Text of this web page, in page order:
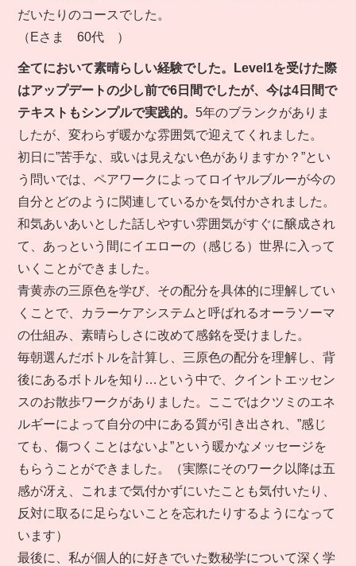
だいたりのコースでした。
（Eさま 60代 ）
全てにおいて素晴らしい経験でした。Level1を受けた際
はアップデートの少し前で6日間でしたが、今は4日間で
テキストもシンプルで実践的。5年のブランクがありま
したが、変わらず暖かな雰囲気で迎えてくれました。
初日に”苦手な、或いは見えない色がありますか？”とい
う問いでは、ペアワークによってロイヤルブルーが今の
自分とどのように関連しているかを気付かされました。
和気あいあいとした話しやすい雰囲気がすぐに醸成され
て、あっという間にイエローの（感じる）世界に入って
いくことができました。
青黄赤の三原色を学び、その配分を具体的に理解してい
くことで、カラーケアシステムと呼ばれるオーラソーマ
の仕組み、素晴らしさに改めて感銘を受けました。
毎朝選んだボトルを計算し、三原色の配分を理解し、背
後にあるボトルを知り…という中で、クイントエッセン
スのお散歩ワークがありました。ここではクツミのエネ
ルギーによって自分の中にある質が引き出され、”感じ
ても、傷つくことはないよ”という暖かなメッセージを
もらうことができました。（実際にそのワーク以降は五
感が冴え、これまで気付かずにいたことも気付いたり、
反対に取るに足らないことを忘れたりするようになって
います）
最後に、私が個人的に好きでいた数秘学について深く学